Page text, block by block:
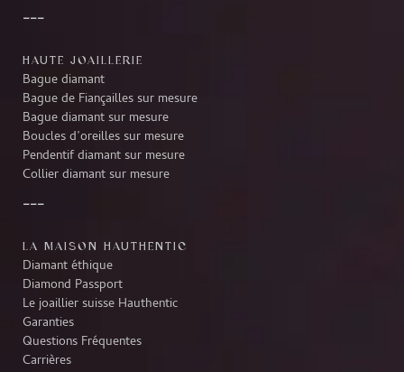
HAUTE JOAILLERIE
Bague diamant
Bague de Fiançailles sur mesure
Bague diamant sur mesure
Boucles d’oreilles sur mesure
Pendentif diamant sur mesure
Collier diamant sur mesure
LA MAISON HAUTHENTIC
Diamant éthique
Diamond Passport
Le joaillier suisse Hauthentic
Garanties
Questions Fréquentes
Carrières